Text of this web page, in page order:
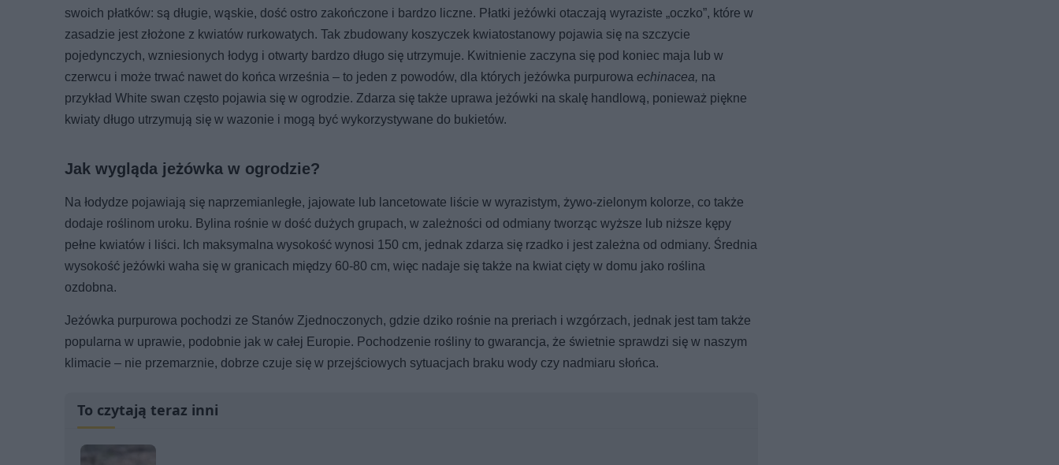
swoich płatków: są długie, wąskie, dość ostro zakończone i bardzo liczne. Płatki jeżówki otaczają wyraziste „oczko”, które w
zasadzie jest złożone z kwiatów rurkowatych. Tak zbudowany koszyczek kwiatostanowy pojawia się na szczycie
pojedynczych, wzniesionych łodyg i otwarty bardzo długo się utrzymuje. Kwitnienie zaczyna się pod koniec maja lub w
czerwcu i może trwać nawet do końca września – to jeden z powodów, dla których jeżówka purpurowa echinacea, na
przykład White swan często pojawia się w ogrodzie. Zdarza się także uprawa jeżówki na skalę handlową, ponieważ piękne
kwiaty długo utrzymują się w wazonie i mogą być wykorzystywane do bukietów.
Jak wygląda jeżówka w ogrodzie?
Na łodydze pojawiają się naprzemianległe, jajowate lub lancetowate liście w wyrazistym, żywo-zielonym kolorze, co także
dodaje roślinom uroku. Bylina rośnie w dość dużych grupach, w zależności od odmiany tworząc wyższe lub niższe kępy
pełne kwiatów i liści. Ich maksymalna wysokość wynosi 150 cm, jednak zdarza się rzadko i jest zależna od odmiany. Średnia
wysokość jeżówki waha się w granicach między 60-80 cm, więc nadaje się także na kwiat cięty w domu jako roślina
ozdobna.
Jeżówka purpurowa pochodzi ze Stanów Zjednoczonych, gdzie dziko rośnie na preriach i wzgórzach, jednak jest tam także
popularna w uprawie, podobnie jak w całej Europie. Pochodzenie rośliny to gwarancja, że świetnie sprawdzi się w naszym
klimacie – nie przemarznie, dobrze czuje się w przejściowych sytuacjach braku wody czy nadmiaru słońca.
To czytają teraz inni